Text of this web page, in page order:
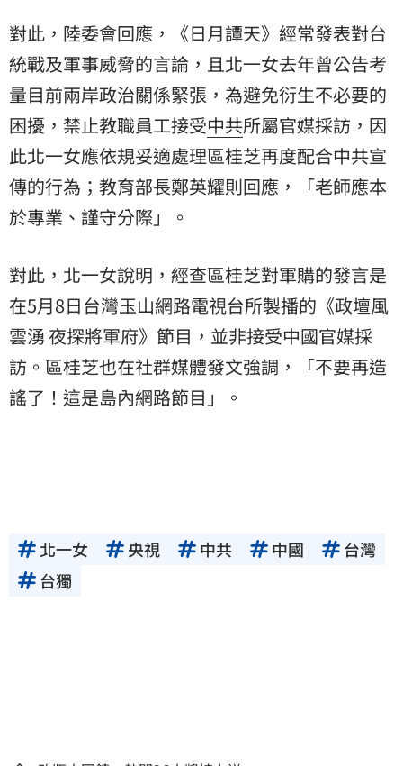
對此，陸委會回應，《日月譚天》經常發表對台
統戰及軍事威脅的言論，且北一女去年曾公告考
量目前兩岸政治關係緊張，為避免衍生不必要的
困擾，禁止教職員工接受中共所屬官媒採訪，因
此北一女應依規妥適處理區桂芝再度配合中共宣
傳的行為；教育部長鄭英耀則回應，「老師應本
於專業、謹守分際」。
對此，北一女說明，經查區桂芝對軍購的發言是
在5月8日台灣玉山網路電視台所製播的《政壇風
雲湧 夜探將軍府》節目，並非接受中國官媒採
訪。區桂芝也在社群媒體發文強調，「不要再造
謠了！這是島內網路節目」。
北一女 央視 中共 中國
台灣
台獨